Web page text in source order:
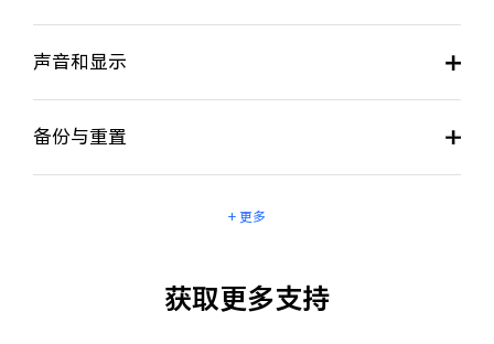
声音和显示
备份与重置
+ 更多
获取更多支持